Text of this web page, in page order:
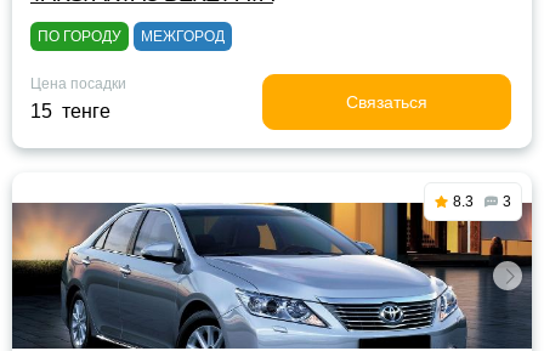
ПО ГОРОДУ МЕЖГОРОД
Цена посадки
15 тенге Связаться
8.3 3